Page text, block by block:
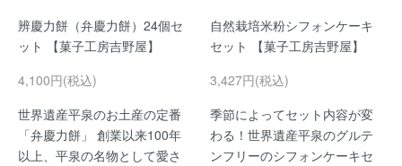
辨慶力餅（弁慶力餅）24個セ
ット 【菓子工房吉野屋】
4,100円(税込)
世界遺産平泉のお土産の定番
「弁慶力餅」 創業以来100年
以上、平泉の名物として愛さ
自然栽培米粉シフォンケーキ
セット 【菓子工房吉野屋】
3,427円(税込)
季節によってセット内容が変
わる！世界遺産平泉のグルテ
ンフリーのシフォンケーキセ